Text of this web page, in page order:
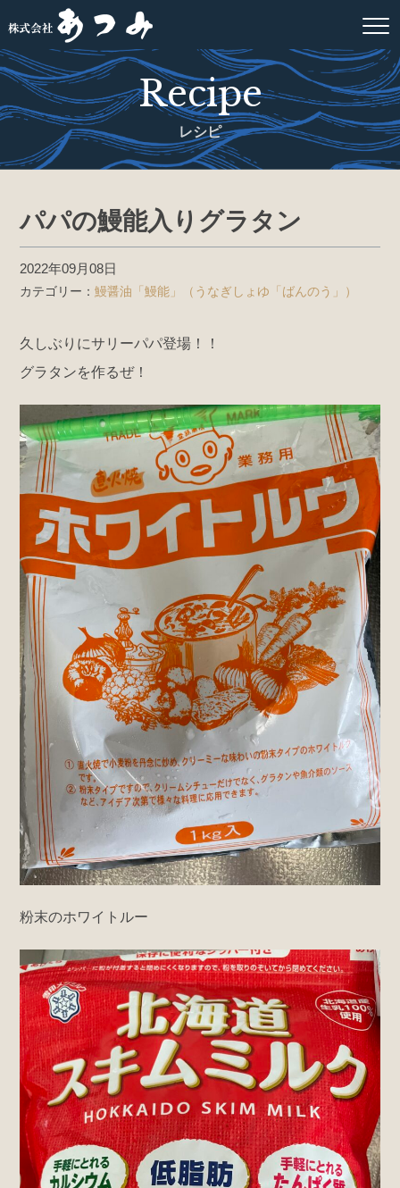
Recipe
レシピ
パパの鰻能入りグラタン
2022年09月08日
カテゴリー：鰻醤油「鰻能」（うなぎしょゆ「ばんのう」）
久しぶりにサリーパパ登場！！
グラタンを作るぜ！
粉末のホワイトルー